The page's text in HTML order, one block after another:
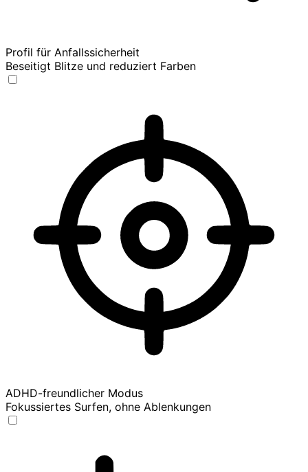
Profil für Anfallssicherheit
Beseitigt Blitze und reduziert Farben
ADHD-freundlicher Modus
Fokussiertes Surfen, ohne Ablenkungen